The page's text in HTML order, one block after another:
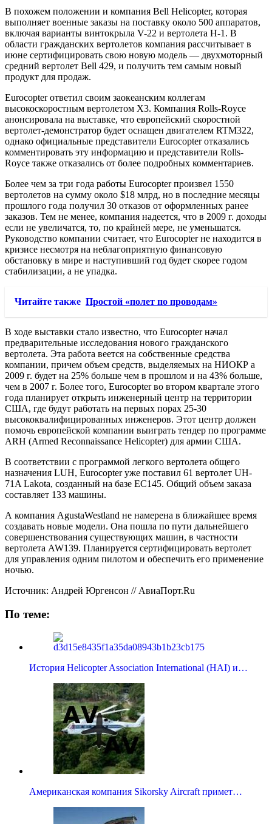
В похожем положении и компания Bell Helicopter, которая
выполняет военные заказы на поставку около 500 аппаратов,
включая варианты винтокрыла V-22 и вертолета H-1. В
области гражданских вертолетов компания рассчитывает в
июне сертифицировать свою новую модель — двухмоторный
средний вертолет Bell 429, и получить тем самым новый
продукт для продаж.
Eurocopter ответил своим заокеанским коллегам
высокоскоростным вертолетом X3. Компания Rolls-Royce
анонсировала на выставке, что европейский скоростной
вертолет-демонстратор будет оснащен двигателем RTM322,
однако официальные представители Eurocopter отказались
комментировать эту информацию и представители Rolls-
Royce также отказались от более подробных комментариев.
Более чем за три года работы Eurocopter произвел 1550
вертолетов на сумму около $18 млрд, но в последние месяцы
прошлого года получил 30 отказов от оформленных ранее
заказов. Тем не менее, компания надеется, что в 2009 г. доходы
если не увеличатся, то, по крайней мере, не уменьшатся.
Руководство компании считает, что Eurocopter не находится в
кризисе несмотря на неблагоприятную финансовую
обстановку в мире и наступивший год будет скорее годом
стабилизации, а не упадка.
Читайте также Простой «полет по проводам»
В ходе выставки стало известно, что Eurocopter начал
предварительные исследования нового гражданского
вертолета. Эта работа веется на собственные средства
компании, причем объем средств, выделяемых на НИОКР а
2009 г. будет на 25% больше чем в прошлом и на 43% больше,
чем в 2007 г. Более того, Eurocopter во втором квартале этого
года планирует открыть инженерный центр на территории
США, где будут работать на первых порах 25-30
высококвалифицированных инженеров. Этот центр должен
помочь европейской компании выиграть тендер по программе
ARH (Armed Reconnaissance Helicopter) для армии США.
В соответствии с программой легкого вертолета общего
назначения LUH, Eurocopter уже поставил 61 вертолет UH-
71A Lakota, созданный на базе EC145. Общий объем заказа
составляет 133 машины.
А компания AgustaWestland не намерена в ближайшее время
создавать новые модели. Она пошла по пути дальнейшего
совершенствования существующих машин, в частности
вертолета AW139. Планируется сертифицировать вертолет
для управления одним пилотом и обеспечить его применение
ночью.
Источник: Андрей Юргенсон // АвиаПорт.Ru
По теме:
История Helicopter Association International (HAI) и…
Американская компания Sikorsky Aircraft примет…